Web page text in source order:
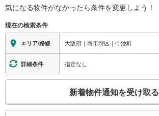
気になる物件がなかったら条件を変更しよう！
現在の検索条件
エリア/路線 大阪府｜堺市堺区｜今池町
詳細条件 指定なし
検
新着物件通知を受け取る